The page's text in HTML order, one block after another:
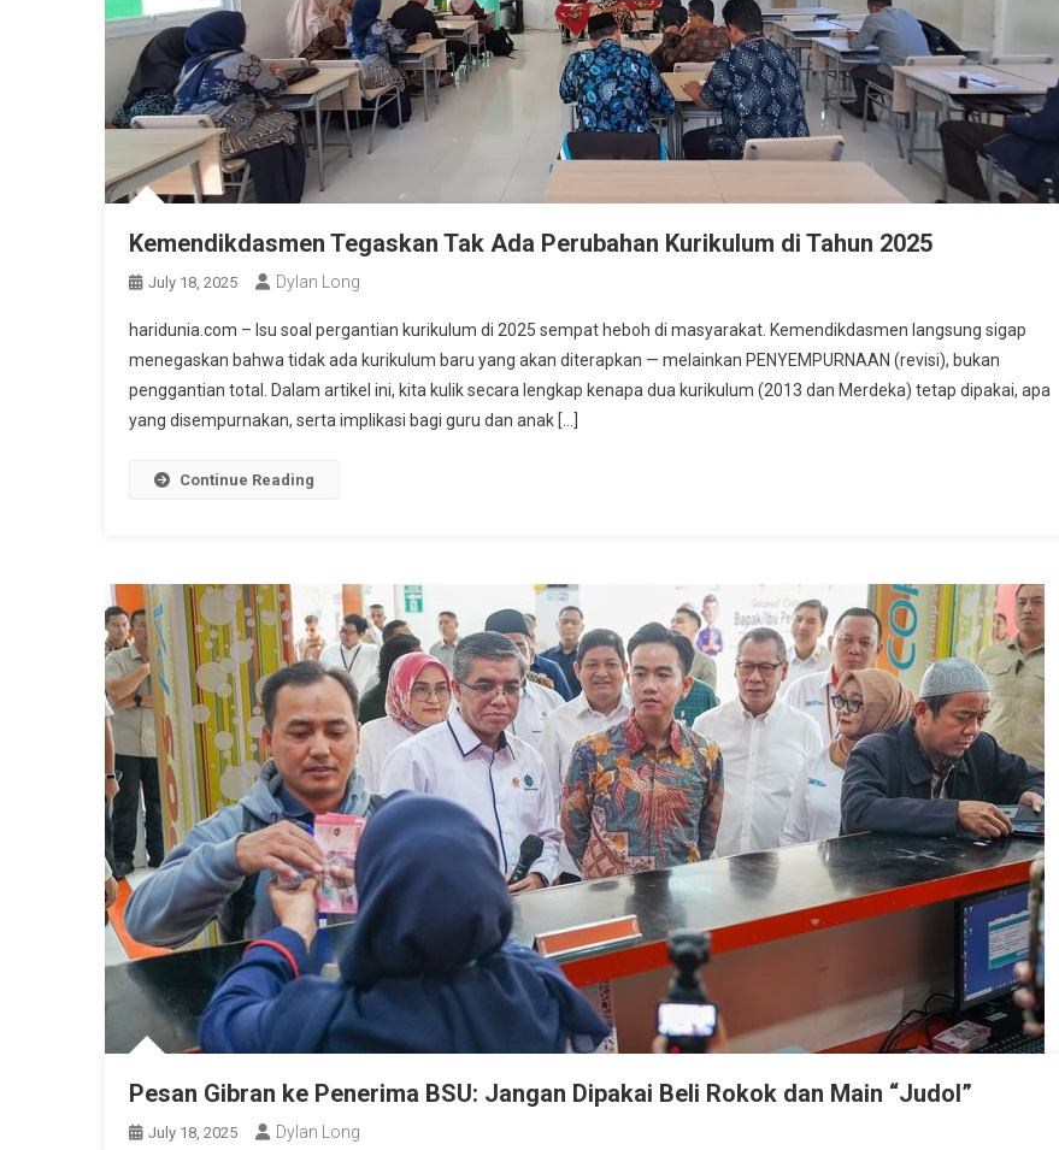
Kemendikdasmen Tegaskan Tak Ada Perubahan Kurikulum di Tahun 2025
July 18, 2025 Dylan Long
haridunia.com – Isu soal pergantian kurikulum di 2025 sempat heboh di masyarakat. Kemendikdasmen langsung sigap
menegaskan bahwa tidak ada kurikulum baru yang akan diterapkan — melainkan PENYEMPURNAAN (revisi), bukan
penggantian total. Dalam artikel ini, kita kulik secara lengkap kenapa dua kurikulum (2013 dan Merdeka) tetap dipakai, apa
yang disempurnakan, serta implikasi bagi guru dan anak […]
Continue Reading
Pesan Gibran ke Penerima BSU: Jangan Dipakai Beli Rokok dan Main “Judol”
July 18, 2025 Dylan Long